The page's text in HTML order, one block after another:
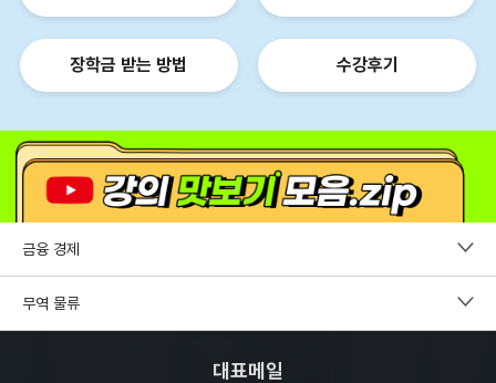
장학금 받는 방법 수강후기
금융 경제
펀드투자권유자문인력
무역 물류
대표메일